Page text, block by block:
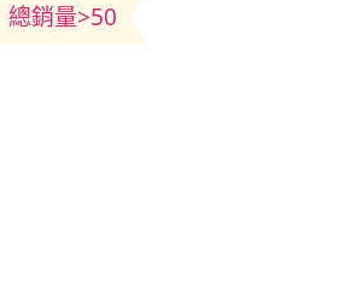
總銷量>50